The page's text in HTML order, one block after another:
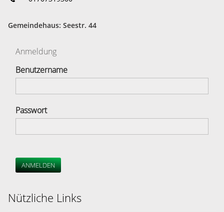
Gemeindehaus: Seestr. 44
Anmeldung
Benutzername
Passwort
ANMELDEN
Nützliche Links